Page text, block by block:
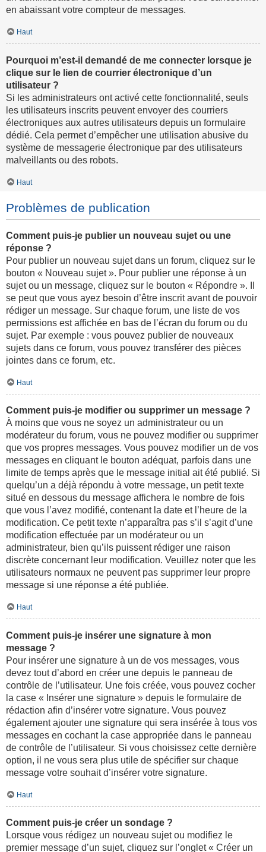
en abaissant votre compteur de messages.
Haut
Pourquoi m’est-il demandé de me connecter lorsque je
clique sur le lien de courrier électronique d’un
utilisateur ?
Si les administrateurs ont activé cette fonctionnalité, seuls
les utilisateurs inscrits peuvent envoyer des courriers
électroniques aux autres utilisateurs depuis un formulaire
dédié. Cela permet d’empêcher une utilisation abusive du
système de messagerie électronique par des utilisateurs
malveillants ou des robots.
Haut
Problèmes de publication
Comment puis-je publier un nouveau sujet ou une
réponse ?
Pour publier un nouveau sujet dans un forum, cliquez sur le
bouton « Nouveau sujet ». Pour publier une réponse à un
sujet ou un message, cliquez sur le bouton « Répondre ». Il
se peut que vous ayez besoin d’être inscrit avant de pouvoir
rédiger un message. Sur chaque forum, une liste de vos
permissions est affichée en bas de l’écran du forum ou du
sujet. Par exemple : vous pouvez publier de nouveaux
sujets dans ce forum, vous pouvez transférer des pièces
jointes dans ce forum, etc.
Haut
Comment puis-je modifier ou supprimer un message ?
À moins que vous ne soyez un administrateur ou un
modérateur du forum, vous ne pouvez modifier ou supprimer
que vos propres messages. Vous pouvez modifier un de vos
messages en cliquant le bouton adéquat, parfois dans une
limite de temps après que le message initial ait été publié. Si
quelqu’un a déjà répondu à votre message, un petit texte
situé en dessous du message affichera le nombre de fois
que vous l’avez modifié, contenant la date et l’heure de la
modification. Ce petit texte n’apparaîtra pas s’il s’agit d’une
modification effectuée par un modérateur ou un
administrateur, bien qu’ils puissent rédiger une raison
discrète concernant leur modification. Veuillez noter que les
utilisateurs normaux ne peuvent pas supprimer leur propre
message si une réponse a été publiée.
Haut
Comment puis-je insérer une signature à mon
message ?
Pour insérer une signature à un de vos messages, vous
devez tout d’abord en créer une depuis le panneau de
contrôle de l’utilisateur. Une fois créée, vous pouvez cocher
la case « Insérer une signature » depuis le formulaire de
rédaction afin d’insérer votre signature. Vous pouvez
également ajouter une signature qui sera insérée à tous vos
messages en cochant la case appropriée dans le panneau
de contrôle de l’utilisateur. Si vous choisissez cette dernière
option, il ne vous sera plus utile de spécifier sur chaque
message votre souhait d’insérer votre signature.
Haut
Comment puis-je créer un sondage ?
Lorsque vous rédigez un nouveau sujet ou modifiez le
premier message d’un sujet, cliquez sur l’onglet « Créer un